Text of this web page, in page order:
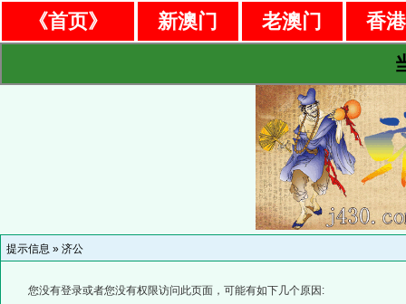
《首页》 新澳门 老澳门
香
提示信息 » 济公
您没有登录或者您没有权限访问此页面，可能有如下几个原因: